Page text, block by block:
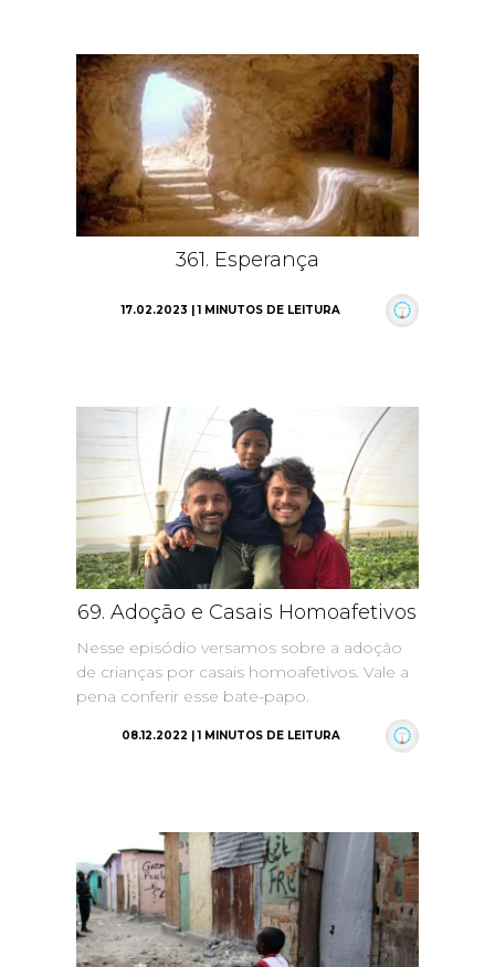
361. Esperança
17.02.2023 | 1 MINUTOS DE LEITURA
69. Adoção e Casais Homoafetivos
Nesse episódio versamos sobre a adoção
de crianças por casais homoafetivos. Vale a
pena conferir esse bate-papo.
08.12.2022 | 1 MINUTOS DE LEITURA